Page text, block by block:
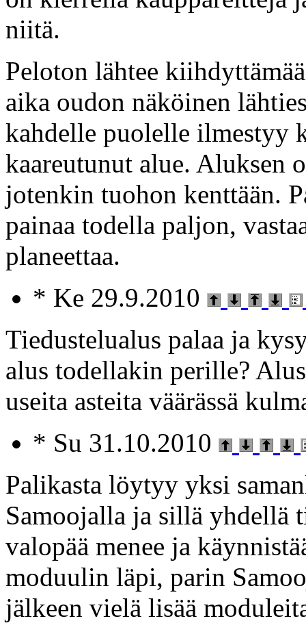
niitä.
Peloton lähtee
aika oudon näköinen
kahdelle puolelle ilmestyy
kaareutunut alue.
jotenkin tuohon kenttään.
painaa todella paljon,
planeettaa.
* Ke 29.9.2010
Tiedustelualus palaa ja
alus todellakin perille?
useita asteita väärässä
* Su 31.10.2010
Palikasta löytyy yksi
Samoojalla ja sillä yhdellä
valopää menee ja
moduulin läpi, parin
jälkeen vielä lisää